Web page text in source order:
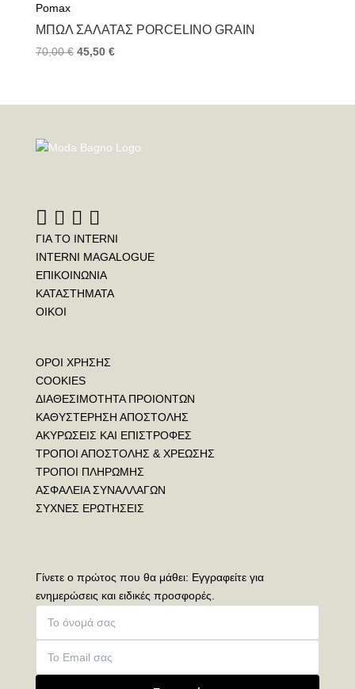
Pomax
ΜΠΩΛ ΣΑΛΆΤΑΣ PORCELINO GRAIN
70,00€ 45,50 €
ΓΙΑ ΤΟ INTERNI
INTERNI MAGALOGUE
ΕΠΙΚΟΙΝΩΝΙΑ
ΚΑΤΑΣΤΗΜΑΤΑ
ΟΙΚΟΙ
ΟΡΟΙ ΧΡΗΣΗΣ
COOKIES
ΔΙΑΘΕΣΙΜΟΤΗΤΑ ΠΡΟΙΟΝΤΩΝ
ΚΑΘΥΣΤΕΡΗΣΗ ΑΠΟΣΤΟΛΗΣ
ΑΚΥΡΩΣΕΙΣ ΚΑΙ ΕΠΙΣΤΡΟΦΕΣ
ΤΡΟΠΟΙ ΑΠΟΣΤΟΛΗΣ & ΧΡΕΩΣΗΣ
ΤΡΟΠΟΙ ΠΛΗΡΩΜΗΣ
ΑΣΦΑΛΕΙΑ ΣΥΝΑΛΛΑΓΩΝ
ΣΥΧΝΕΣ ΕΡΩΤΗΣΕΙΣ
Γίνετε ο πρώτος που θα μάθει: Εγγραφείτε για
ενημερώσεις και ειδικές προσφορές.